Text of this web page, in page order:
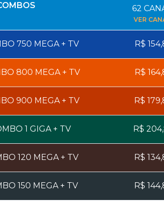
62
VER
750 MEGA+ TV R$
800 MEGA+ TV R$
900 MEGA+ TV R$
1 GIGA+ TV R$
120 MEGA+ TV R$
150 MEGA+ TV R$